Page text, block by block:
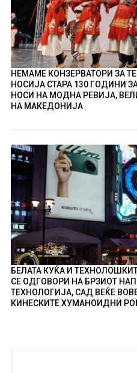
НЕМАМЕ КОНЗЕРВАТОРИ ЗА
НОСИЈА СТАРА 130 ГОДИНИ
НОСИ НА МОДНА РЕВИЈА,
НА МАКЕДОНИЈА
БЕЛАТА КУЌА И
СЕ ОДГОВОРИ НА БРЗИОТ
ТЕХНОЛОГИЈА, САД ВЕЌЕ
КИНЕСКИТЕ ХУМАНОИДНИ